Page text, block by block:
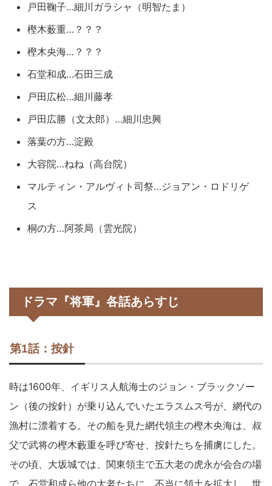
戸田鞠子…細川ガラシャ（明智たま）
樫木薮重…？？？
樫木央海…？？？
石堂和成…石田三成
戸田広松…細川藤孝
戸田広勝（文太郎）…細川忠興
落葉の方…淀殿
大容院…ねね（高台院）
マルティン・アルヴィト司祭…ジョアン・ロドリゲ
ス
桐の方…阿茶局（雲光院）
ドラマ『将軍』各話あらすじ
第1話：按針
時は1600年、イギリス人航海士のジョン・ブラックソー
ン（後の按針）が乗り込んでいたエラスムス号が、網代の
漁村に漂着する。その船を見た網代領主の樫木央海は、叔
父で武将の樫木藪重を呼び寄せ、按針たちを捕虜にした。
その頃、大坂城では、関東領主で五大老の虎永が会合の場